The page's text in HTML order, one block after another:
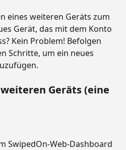
eines weiteren Geräts zum
Gerät, das mit dem Konto
Kein Problem! Befolgen
Schritte, um ein neues
Geräts (eine
SwipedOn-Web-Dashboard